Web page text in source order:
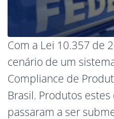
Com a Lei 10.357 de
cenário de um
Compliance de
Brasil. Produtos
passaram a ser